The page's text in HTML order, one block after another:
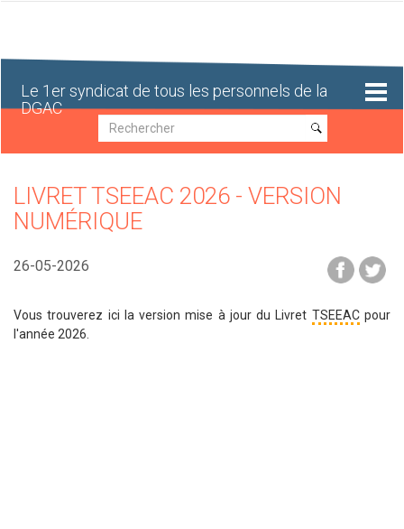
Le 1er syndicat de tous les personnels de la
DGAC
Recherche
Recherche
LIVRET TSEEAC 2026 - VERSION
NUMÉRIQUE
26-05-2026
Vous trouverez ici la version mise à jour du Livret TSEEACpour
l'année 2026.